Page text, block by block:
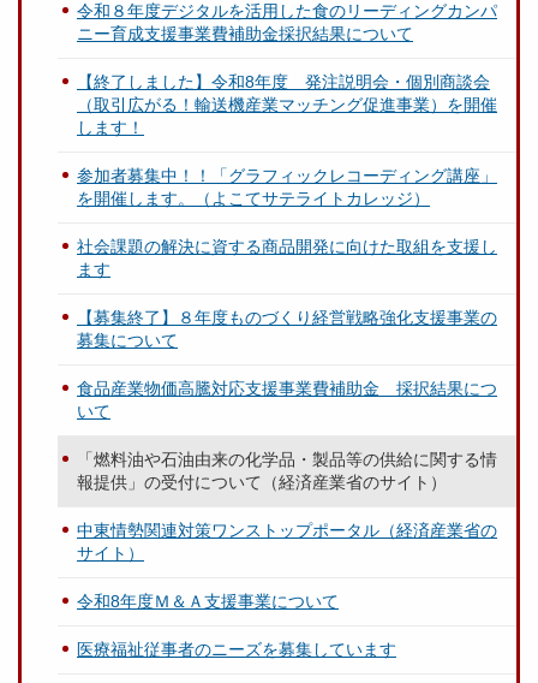
令和８年度デジタルを活用した食のリーディングカンパ
ニー育成支援事業費補助金採択結果について
【終了しました】令和8年度 発注説明会・個別商談会
（取引広がる！輸送機産業マッチング促進事業）を開催
します！
参加者募集中！！「グラフィックレコーディング講座」
を開催します。（よこてサテライトカレッジ）
社会課題の解決に資する商品開発に向けた取組を支援し
ます
【募集終了】８年度ものづくり経営戦略強化支援事業の
募集について
食品産業物価高騰対応支援事業費補助金 採択結果につ
いて
「燃料油や石油由来の化学品・製品等の供給に関する情
報提供」の受付について（経済産業省のサイト）
中東情勢関連対策ワンストップポータル（経済産業省の
サイト）
令和8年度Ｍ＆Ａ支援事業について
医療福祉従事者のニーズを募集しています